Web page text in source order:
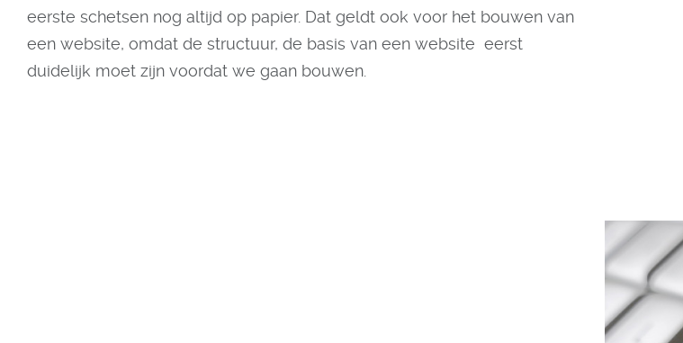
eerste schetsen nog altijd op papier. Dat geldt ook voor het bouwen van
een website, omdat de structuur, de basis van een website eerst
duidelijk moet zijn voordat we gaan bouwen.